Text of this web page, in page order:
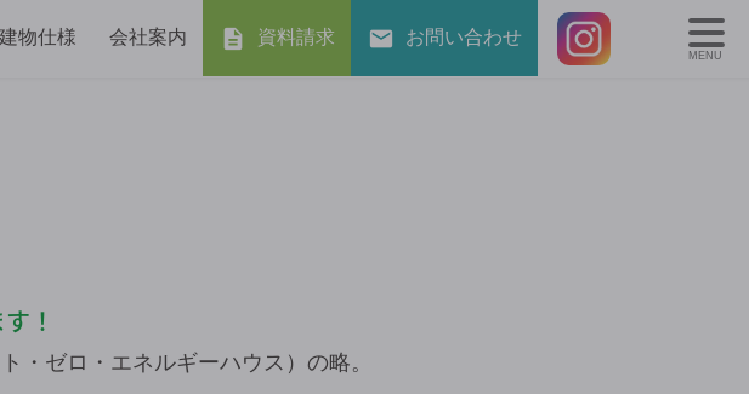
建物仕様 会社案内 資料請求 お問い合わせ
！
・ゼロ・エネルギーハウス）の略。
MENU